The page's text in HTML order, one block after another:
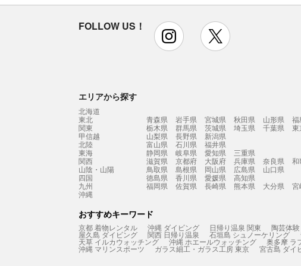
FOLLOW US！ instagram
エリアから探す
北海道
東北
青森県 岩手県 宮城県 秋田県 山形県
福
関東
栃木県 群馬県 茨城県 埼玉県 千葉県 東
甲信越
山梨県 長野県
新潟県
北陸
富山県 石川県
福井県
東海
静岡県 岐阜県 愛知県
三重県
関西
滋賀県 京都府 大阪府 兵庫県 奈良県
和
山陰・山陽
鳥取県 島根県 岡山県 広島県
山口県
四国
徳島県 香川県 愛媛県
高知県
九州
福岡県 佐賀県 長崎県 熊本県 大分県 宮
沖縄
おすすめキーワード
京都 着物レンタル 沖縄 ダイビング 日帰り温泉 関東 陶芸体
屋久島 ダイビング 関西 日帰り温泉 石垣島 シュノーケリング
天草 イルカウォッチング 沖縄 ホエールウォッチング 奥多摩 ラ
沖縄 マリンスポーツ ガラス細工・ガラス工房 東京 宮古島 ダイ